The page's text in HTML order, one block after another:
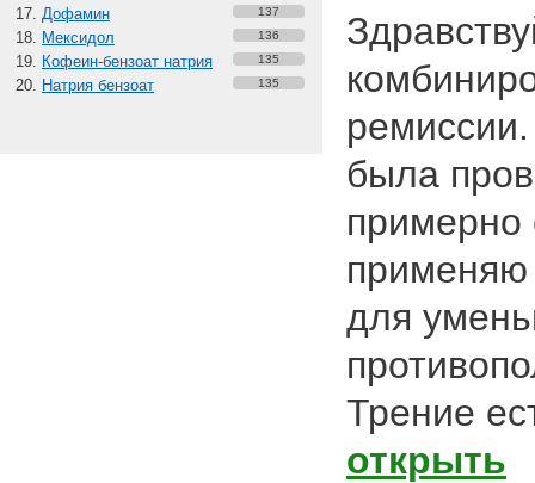
Дофамин 137
Мексидол 136
Кофеин-бензоат натрия 135
Натрия бензоат 135
была
примерно
для
Трение
открыть